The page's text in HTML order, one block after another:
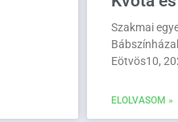
Szakmai
Eötvös10,
ELOLVASOM »